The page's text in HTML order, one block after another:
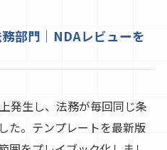
部門｜NDAレビューを
発生し、法務が毎回同じ条
た。テンプレートを最新版